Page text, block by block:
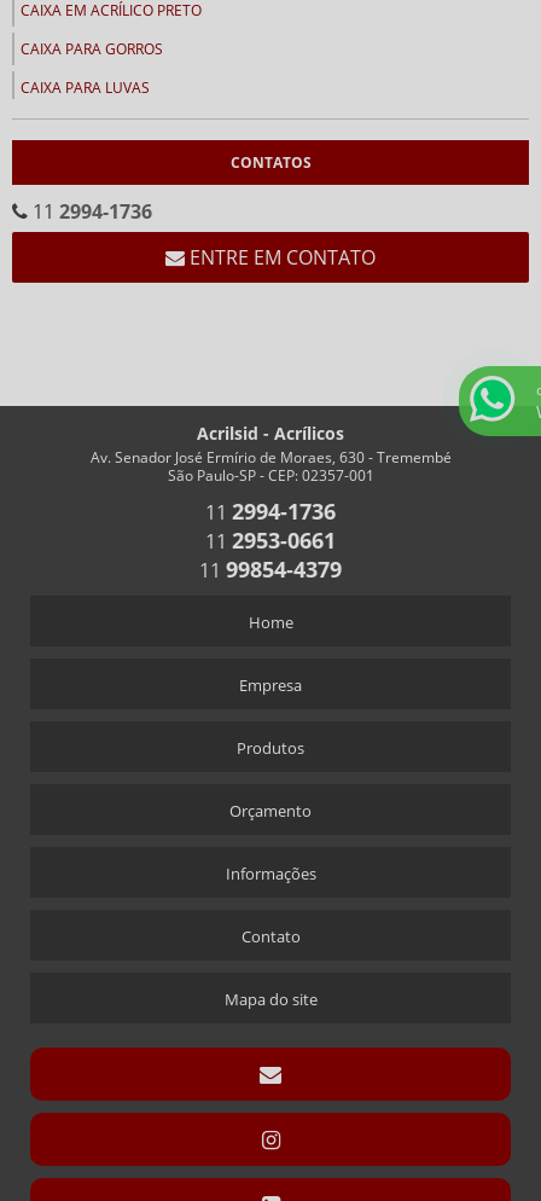
CAIXA EM ACRÍLICO PRETO
CAIXA PARA GORROS
CAIXA PARA LUVAS
CALENDÁRIOS
CALENDÁRIO EM ACRÍLICO FORMATO “V”
CHAVEIROS
CHAVEIROS COM TRILHO PARA NÚMEROS
CHAVEIROS PERSONALIZADOS RETANGULARES
ALFINETE QUE ACOMPANHA CRACHÁ
ÍMÃ QUE ACOMPANHA CRACHÁ
DISPLAY PARA CARTÃO EXPOSITOR
DISPLAY MODELO “T” SANDUÍCHE
DISPLAY MODELO “T” SANDUÍCHE EM ACRÍLICO
DISPLAYS L
CONTATOS
11 2994-1736
ENTRE EM CONTATO
Acrilsid - Acrílicos
Av. Senador José Ermírio de Moraes, 630 - Tremembé
São Paulo-SP - CEP: 02357-001
11 2994-1736
11 2953-0661
11 99854-4379
Home
Empresa
Produtos
Orçamento
Informações
Contato
Mapa do site